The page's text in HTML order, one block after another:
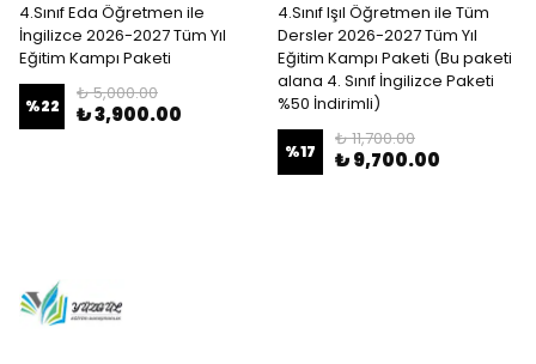
4.Sınıf Eda Öğretmen ile
İngilizce 2026-2027 Tüm Yıl
Eğitim Kampı Paketi
%22
₺ 5,000.00
₺ 3,900.00
4.Sınıf Işıl Öğretmen ile Tüm
Dersler 2026-2027 Tüm Yıl
Eğitim Kampı Paketi (Bu paketi
alana 4. Sınıf İngilizce Paketi
%50 İndirimli)
%17
₺ 11,700.00
₺ 9,700.00